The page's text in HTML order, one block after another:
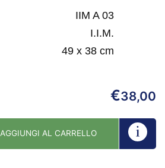
IIM A 03
I.I.M.
49 x 38 cm
€38,00
AGGIUNGI AL CARRELLO